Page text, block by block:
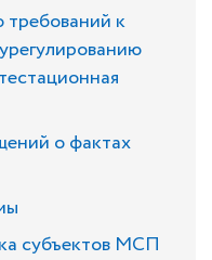
к
о фактах
субъектов МСП